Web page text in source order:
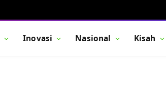
Inovasi Nasional Kisah